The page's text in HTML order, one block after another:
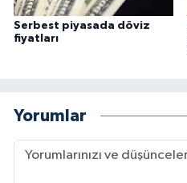
Serbest piyasada döviz
fiyatları
Yorumlar